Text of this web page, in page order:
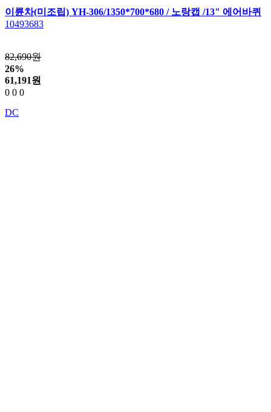
이륜차(미조립) YH-306/1350*700*680 / 노랑캡 /13" 에어바퀴
10493683
82,690원
26%
61,191원
0 0 0
DC